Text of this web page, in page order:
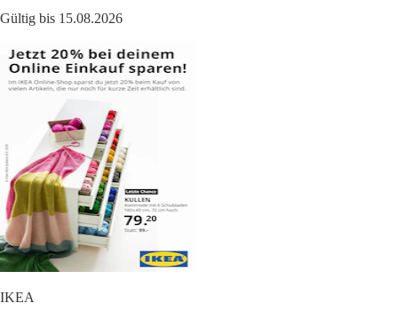
Gültig bis 15.08.2026
IKEA